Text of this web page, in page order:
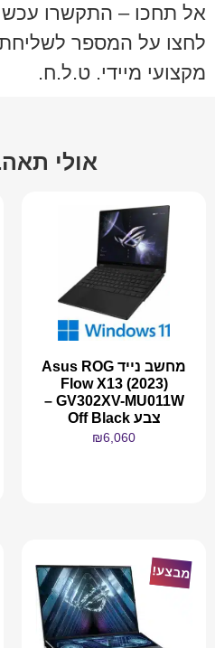
אל תחכו – התקשרו
לחצו על המספר לשליחת
מקצועי מיידי. ט.ל.ח.
אולי
מחשב נייד Asus ROG
Flow X13 (2023)
GV302XV-MU011W –
צבע Off Black
₪6,060
מבצע!